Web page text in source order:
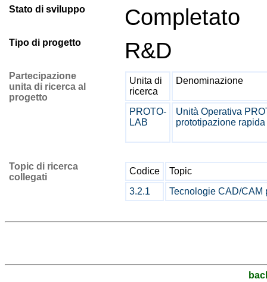
Stato di sviluppo Completato
Tipo di progetto R&D
Partecipazione
unita di ricerca al
progetto
Unita di
ricerca
Denominazione
PROTO-
LAB
Unità Operativa
prototipazione
Topic di ricerca
collegati
Codice
Topic
3.2.1
Tecnologie CAD/CAM